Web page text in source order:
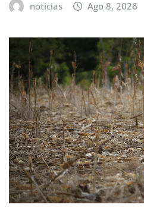
noticias Ago 8, 2026